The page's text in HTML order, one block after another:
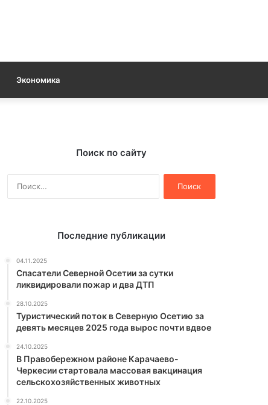
Экономика
Поиск по сайту
Последние публикации
04.11.2025
Спасатели Северной Осетии за сутки
ликвидировали пожар и два ДТП
28.10.2025
Туристический поток в Северную Осетию за
девять месяцев 2025 года вырос почти вдвое
24.10.2025
В Правобережном районе Карачаево-
Черкесии стартовала массовая вакцинация
сельскохозяйственных животных
22.10.2025